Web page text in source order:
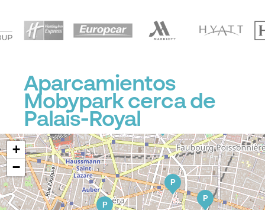
Aparcamientos
Mobypark cerca de
Palais-Royal
P
P
P
+
−